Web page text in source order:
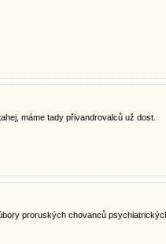
máme tady přivandrovalců už dost.
proruských chovanců